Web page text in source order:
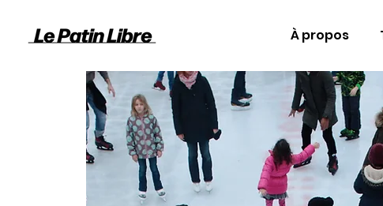
À propos